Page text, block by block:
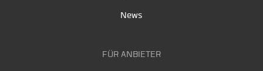
News
FÜR ANBIETER